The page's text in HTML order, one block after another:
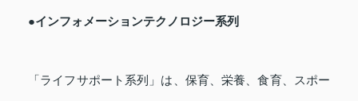
●インフォメーションテクノロジー系列
「ライフサポート系列」は、保育、栄養、食育、スポー